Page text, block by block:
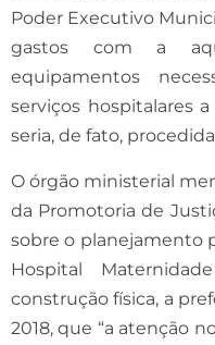
Poder Executivo
gastos com a
equipamentos
serviços hospitalares
seria, de fato,
O órgão ministerial
da Promotoria de
sobre o planejamento
Hospital
construção física, a
2018, que “a atenção